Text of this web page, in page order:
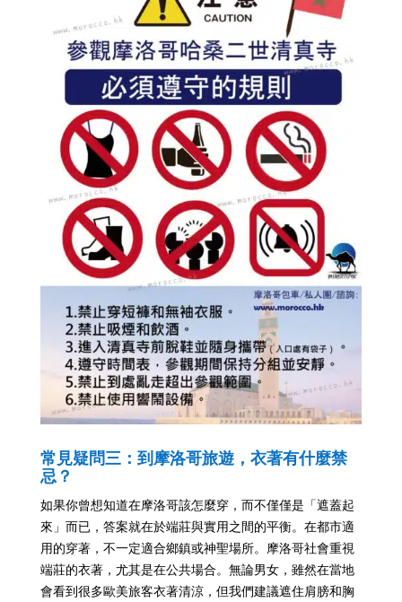
常見疑問三：到摩洛哥旅遊，衣著有什麼禁
忌？
如果你曾想知道在摩洛哥該怎麼穿，而不僅僅是「遮蓋起
來」而已，答案就在於端莊與實用之間的平衡。在都市適
用的穿著，不一定適合鄉鎮或神聖場所。摩洛哥社會重視
端莊的衣著，尤其是在公共場合。無論男女，雖然在當地
會看到很多歐美旅客衣著清涼，但我們建議遮住肩膀和胸